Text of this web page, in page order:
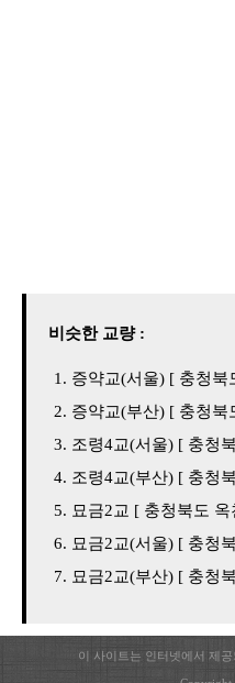
비슷한 교량 :
증약교(서울) [ 충청북
증약교(부산) [ 충청북
조령4교(서울) [ 충청
조령4교(부산) [ 충청
묘금2교 [ 충청북도
묘금2교(서울) [ 충청
묘금2교(부산) [ 충청
이 사이트는 인터넷에서 제